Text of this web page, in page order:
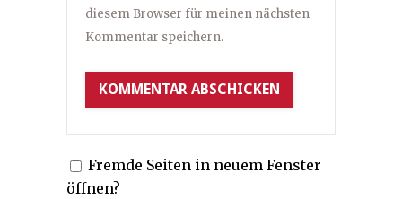
diesem Browser für meinen nächsten
Kommentar speichern.
Fremde Seiten in neuem Fenster
öffnen?